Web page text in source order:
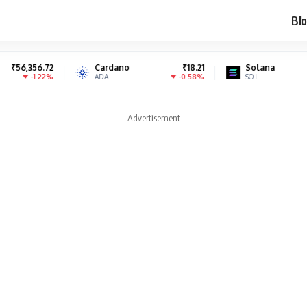
Cardano ₹18.21
ADA -0.58%
Solana ₹6,939.70
SOL
- Advertisement -